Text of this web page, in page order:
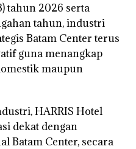
tahun 2026 serta
tahun, industri
Batam Center terus
guna menangkap
maupun
HARRIS Hotel
dekat dengan
Batam Center, secara